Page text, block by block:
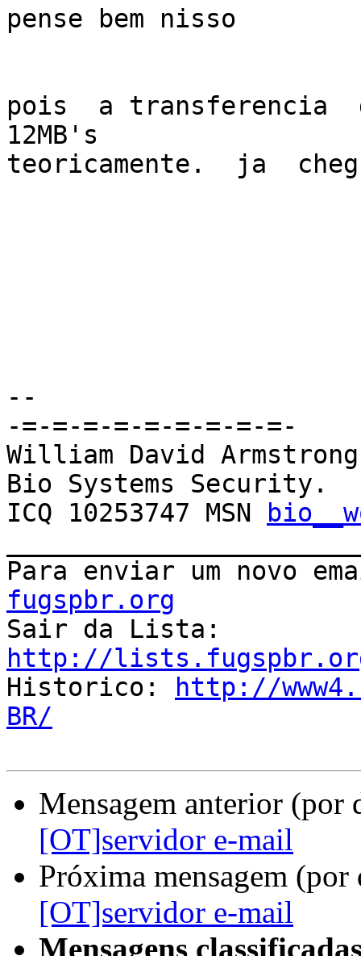
pense bem nisso
pois  a transferencia
12MB's
teoricamente.  ja
--
-=-=-=-=-=-=-=-=-=-
William David Armstrong
Bio Systems Security.
ICQ 10253747 MSN
Para enviar um novo
fugspbr.org
http://
Historico:
http://
BR/
Mensagem anterior (por
[OT]servidor e-mail
Próxima mensagem
[OT]servidor e-mail
Mensagens